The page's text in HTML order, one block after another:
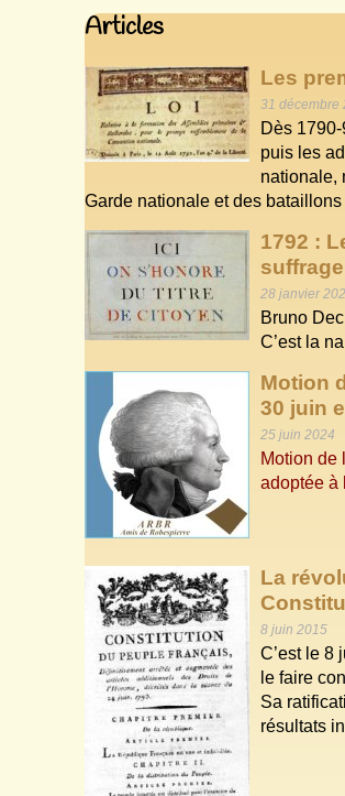
Articles
Les
31 décembre
Dès
puis les
nationale,
Garde nationale et des
1792 :
28 janvier
Bruno
C’est la
Motion
30 juin
25 juin 2024
Motion de
adoptée à
La
8 juin 2015
C’est le 8
le faire
Sa
résultats